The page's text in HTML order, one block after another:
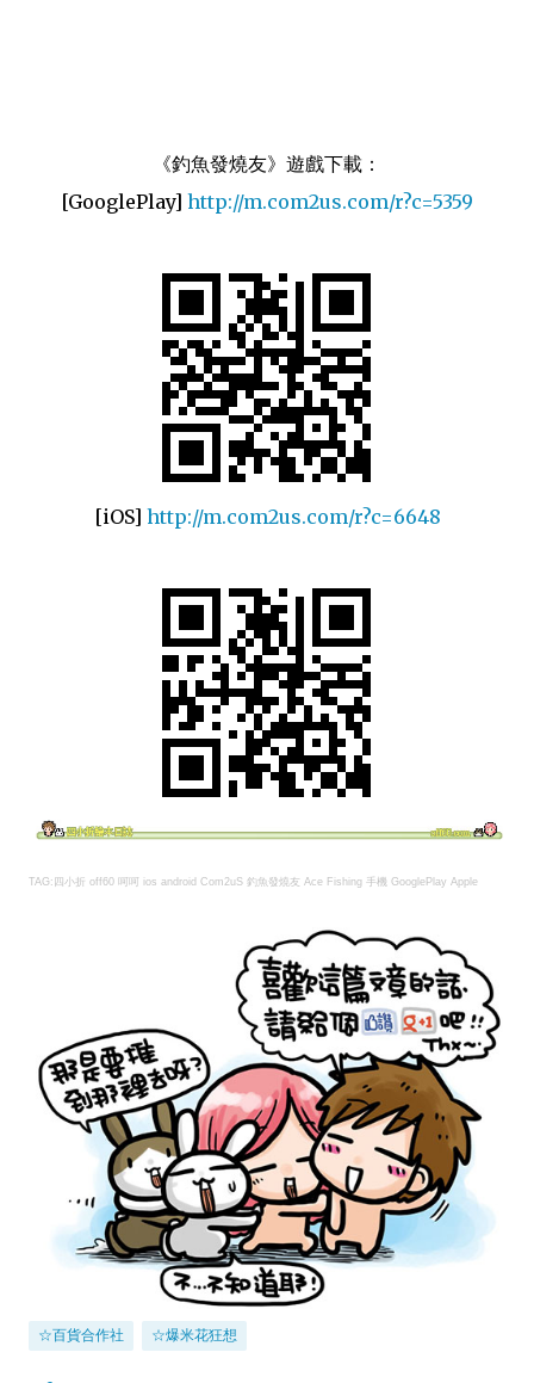
《釣魚發燒友》遊戲下載：
[GooglePlay] http://m.com2us.com/r?c=5359
[iOS] http://m.com2us.com/r?c=6648
TAG:四小折 off60 呵呵 ios android Com2uS 釣魚發燒友 Ace Fishing 手機 GooglePlay Apple
☆百貨合作社 ☆爆米花狂想